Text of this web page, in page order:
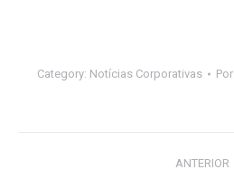
Category: Notícias Corporativas Por
ANTERIOR